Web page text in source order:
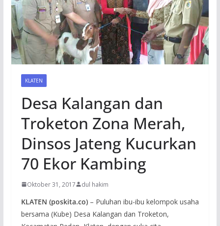
KLATEN
Desa Kalangan dan
Troketon Zona Merah,
Dinsos Jateng Kucurkan
70 Ekor Kambing
Oktober 31, 2017 dul hakim
KLATEN (poskita.co)– Puluhan ibu-ibu kelompok usaha
bersama (Kube) Desa Kalangan dan Troketon,